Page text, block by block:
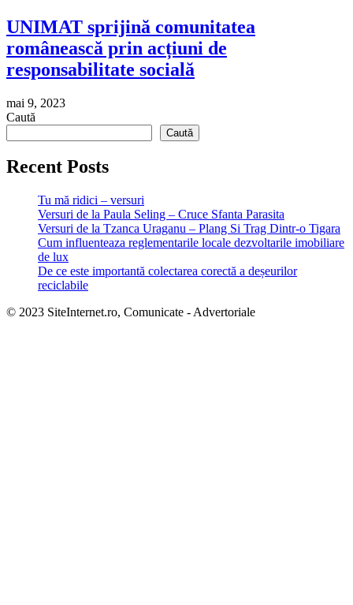
UNIMAT sprijină comunitatea
românească prin acțiuni de
responsabilitate socială
mai 9, 2023
Caută
Caută
Recent Posts
Tu mă ridici – versuri
Versuri de la Paula Seling – Cruce Sfanta Parasita
Versuri de la Tzanca Uraganu – Plang Si Trag Dintr-o Tigara
Cum influenteaza reglementarile locale dezvoltarile imobiliare
de lux
De ce este importantă colectarea corectă a deșeurilor
reciclabile
© 2023 SiteInternet.ro, Comunicate - Advertoriale